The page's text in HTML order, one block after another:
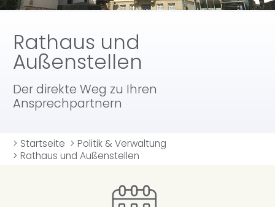
Rathaus und
Außenstellen
Der direkte Weg zu Ihren
Ansprechpartnern
> Startseite > Politik & Verwaltung
> Rathaus und Außenstellen